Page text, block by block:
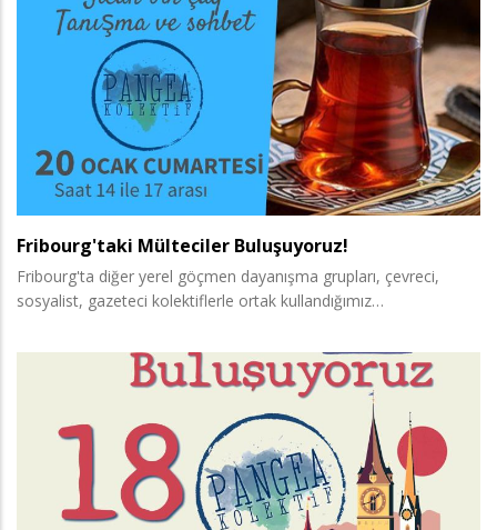
Fribourg'taki Mülteciler Buluşuyoruz!
Fribourg'ta diğer yerel göçmen dayanışma grupları, çevreci,
sosyalist, gazeteci kolektiflerle ortak kullandığımız…